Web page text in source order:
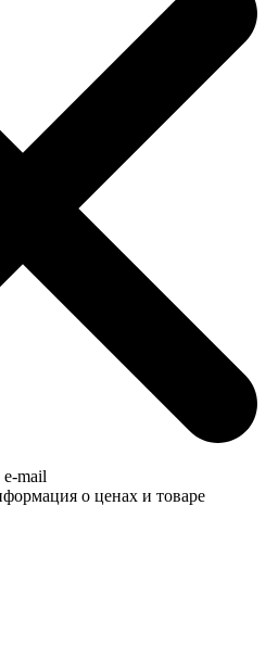
mail
о ценах и товаре